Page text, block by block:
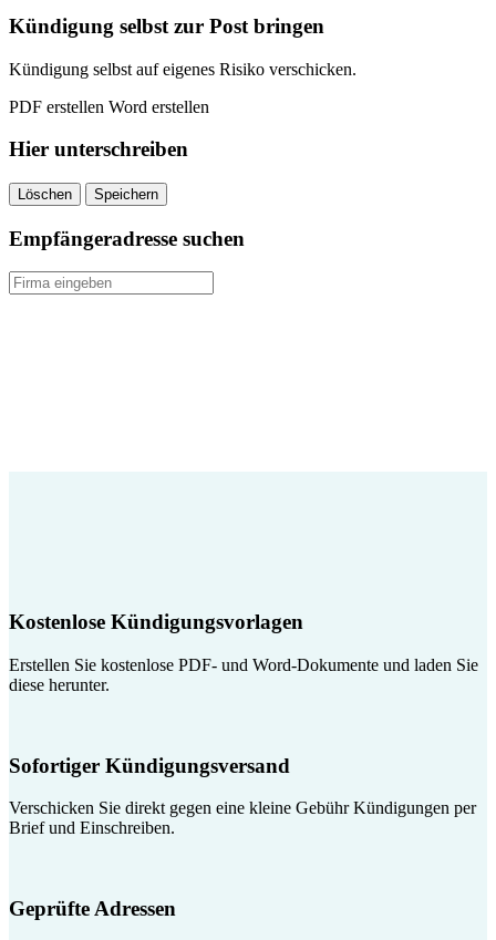
quantity
Kündigung selbst zur Post bringen
Kündigung selbst auf eigenes Risiko verschicken.
PDF erstellen Word erstellen
Hier unterschreiben
Löschen Speichern
Empfängeradresse suchen
Kostenlose Kündigungsvorlagen
Erstellen Sie kostenlose PDF- und Word-Dokumente und laden Sie
diese herunter.
Sofortiger Kündigungsversand
Verschicken Sie direkt gegen eine kleine Gebühr Kündigungen per
Brief und Einschreiben.
Geprüfte Adressen